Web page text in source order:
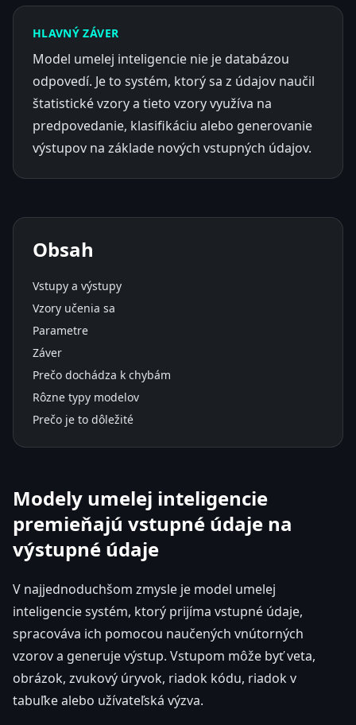
HLAVNÝ ZÁVER
Model umelej inteligencie nie je databázou
odpovedí. Je to systém, ktorý sa z údajov naučil
štatistické vzory a tieto vzory využíva na
predpovedanie, klasifikáciu alebo generovanie
výstupov na základe nových vstupných údajov.
Obsah
Vstupy a výstupy
Vzory učenia sa
Parametre
Záver
Prečo dochádza k chybám
Rôzne typy modelov
Prečo je to dôležité
Modely umelej inteligencie
premieňajú vstupné údaje na
výstupné údaje
V najjednoduchšom zmysle je model umelej
inteligencie systém, ktorý prijíma vstupné údaje,
spracováva ich pomocou naučených vnútorných
vzorov a generuje výstup. Vstupom môže byť veta,
obrázok, zvukový úryvok, riadok kódu, riadok v
tabuľke alebo užívateľská výzva.